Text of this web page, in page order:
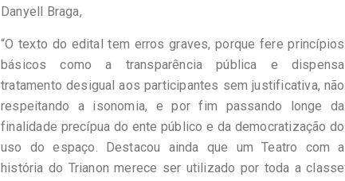
Danyell Braga,
“O texto do edital tem erros graves, porque fere princípios
básicos como a transparência pública e dispensa
tratamento desigual aos participantes sem justificativa, não
respeitando a isonomia, e por fim passando longe da
finalidade precípua do ente público e da democratização do
uso do espaço. Destacou ainda que um Teatro com a
história do Trianon merece ser utilizado por toda a classe